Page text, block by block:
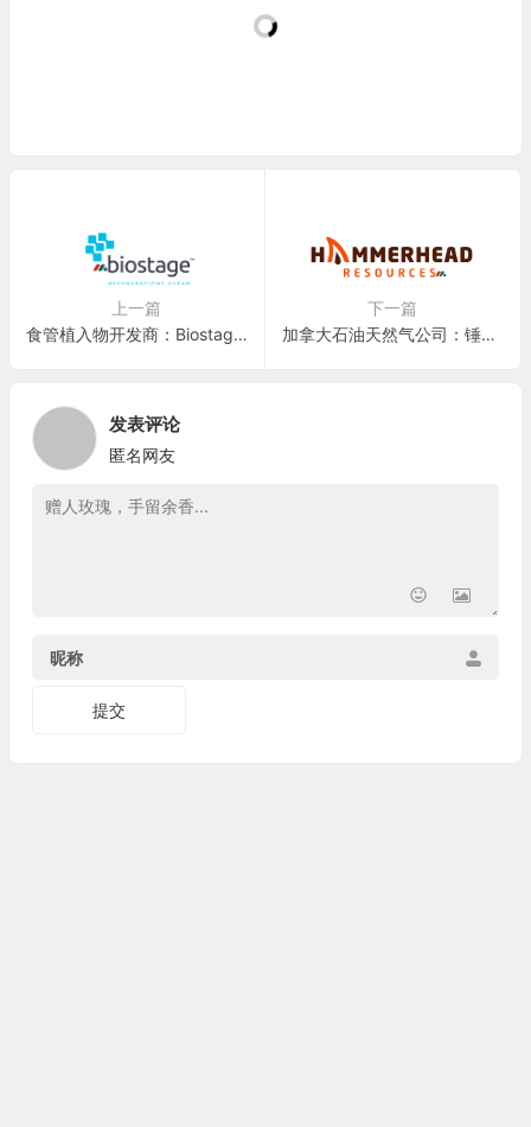
上一篇
食管植入物开发商：Biostage, Inc.(BSTG)
下一篇
加拿大石油天然气公司：锤头资源 Hammerhead Resources
发表评论
匿名网友
昵称